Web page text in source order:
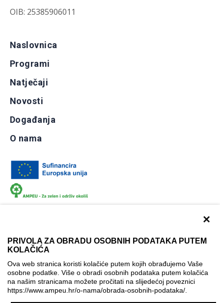
×
PRIVOLA ZA OBRADU OSOBNIH PODATAKA PUTEM
KOLAČIĆA
Ova web stranica koristi kolačiće putem kojih obrađujemo Vaše
osobne podatke. Više o obradi osobnih podataka putem kolačića
na našim stranicama možete pročitati na slijedećoj poveznici
https://www.ampeu.hr/o-nama/obrada-osobnih-podataka/
OIB: 25385906011
Naslovnica
Programi
Natječaji
Novosti
Događanja
O nama
Izjava o pristupačnosti
Politika korištenja kolačića
Postavke kolačića